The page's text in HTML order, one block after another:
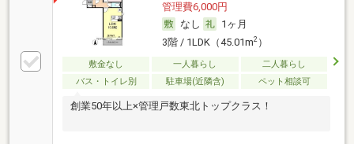
管理費6,000円
なし
1ヶ月
3階 / 1LDK（45.01m2）
敷金なし 一人暮らし
二人暮らし
バス・トイレ別
駐車場(近隣含) ペット相談可
創業50年以上×管理戸数東北トップクラス！